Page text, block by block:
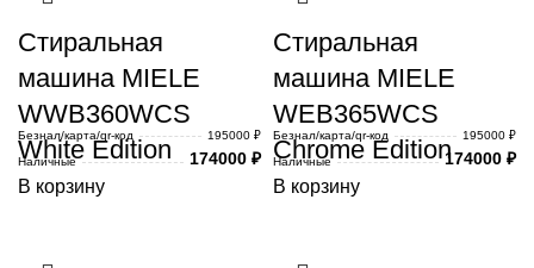
Стиральная
машина MIELE
WWB360WCS
White Edition
Безнал/карта/qr-код
195000 ₽
Наличные
174000 ₽
В корзину
Стиральная
машина MIELE
WEB365WCS
Chrome Edition
Безнал/карта/qr-код
195000 ₽
Наличные
174000 ₽
В корзину